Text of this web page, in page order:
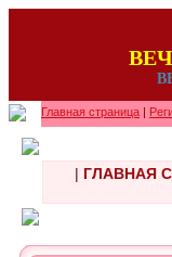
Главная страница |
| ГЛАВНАЯ